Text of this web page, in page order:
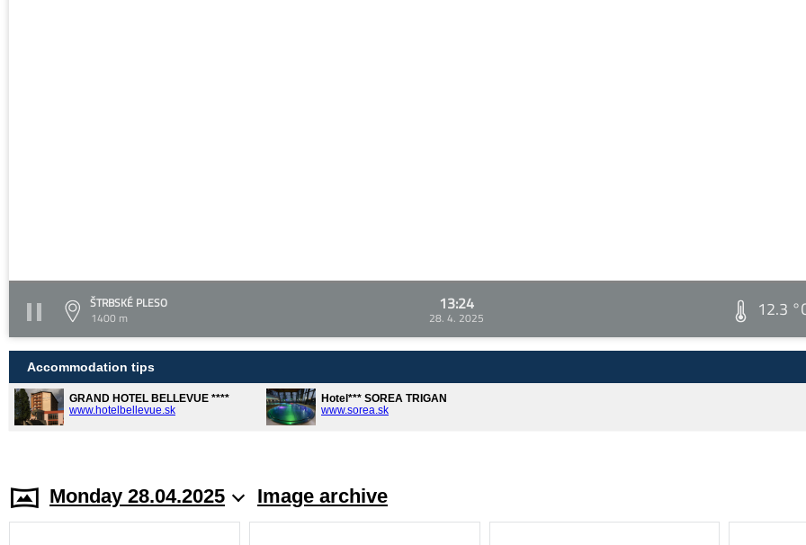
ŠTRBSKÉ PLESO
1400 m
13:24
28. 4. 2025 12.3
Accommodation tips
GRAND HOTEL BELLEVUE ****
www.hotelbellevue.sk
Hotel*** SOREA TRIGAN
www.sorea.sk
Monday 28.04.2025 Image archive